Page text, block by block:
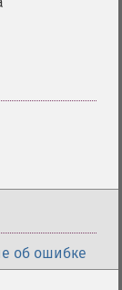
об ошибке